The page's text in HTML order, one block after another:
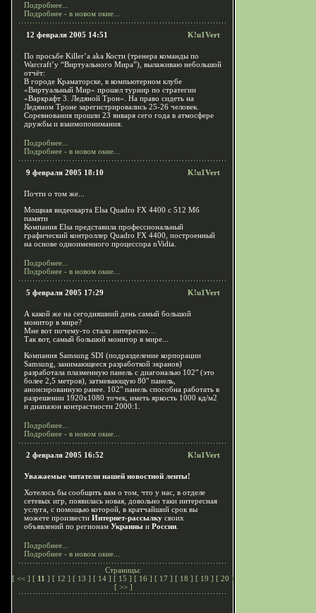
Подробнее...
Подробнее - в новом окне...
12 февраля 2005 14:51 K!u1Vert
По просьбе Killer’a aka Кости (тренера команды по
Warcraft’y “Виртуального Мира”), вылаживаю небольшой
отчёт:
В городе Краматорске, в компьютерном клубе
«Виртуальный Мир» прошел турнир по стратегии
«Варкрафт 3. Ледяной Трон». На право сидеть на
Ледяном Троне зарегистрировались 25-26 человек.
Соревнования прошли 23 января сего года в атмосфере
дружбы и взаимопонимания.
Подробнее...
Подробнее - в новом окне...
9 февраля 2005 18:10 K!u1Vert
Почти о том же...
Мощная видеокарта Elsa Quadro FX 4400 с 512 Мб
памяти
Компания Elsa представила профессиональный
графический контроллер Quadro FX 4400, построенный
на основе одноименного процессора nVidia.
Подробнее...
Подробнее - в новом окне...
5 февраля 2005 17:29 K!u1Vert
А какой же на сегодняшний день самый большой
монитор в мире?
Мне вот почему-то стало интересно…
Так вот, cамый большой монитор в мире...
Компания Samsung SDI (подразделение корпорации
Samsung, занимающееся разработкой экранов)
разработала плазменную панель с диагональю 102" (это
более 2,5 метров), затмевающую 80" панель,
анонсированную ранее. 102" панель способна работать в
разрешении 1920х1080 точек, иметь яркость 1000 кд/м2
и диапазон контрастности 2000:1.
Подробнее...
Подробнее - в новом окне...
2 февраля 2005 16:52 K!u1Vert
Уважаемые читатели нашей новостной ленты!
Хотелось бы сообщить вам о том, что у нас, в отделе
сетевых игр, появилась новая, довольно таки интересная
услуга, с помощью которой, в кратчайший срок вы
можете произвести Интернет-рассылку своих
объявлений по регионам Украины и России
Подробнее...
Подробнее - в новом окне...
Страницы:
[ << ] [ 11 ] [ 12 ] [ 13 ] [ 14 ] [ 15 ] [ 16 ] [ 17 ] [ 18 ] [ 19 ] [ 20 ]
[ >> ]